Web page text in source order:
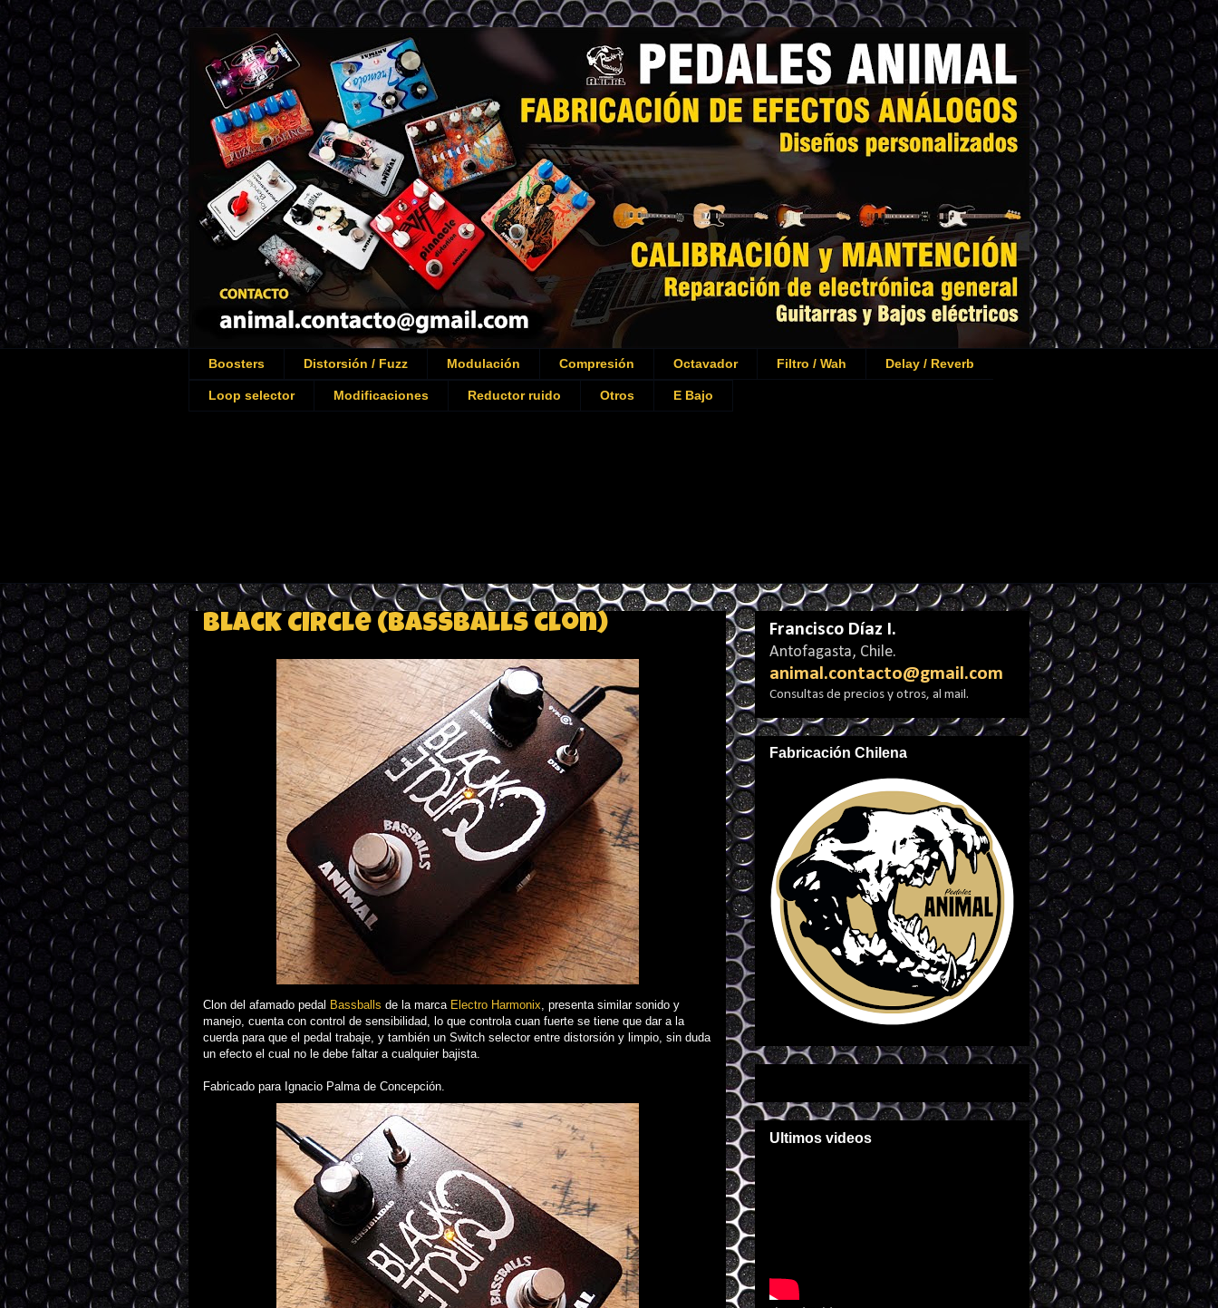
Boosters Distorsión / Fuzz Modulación Compresión Octavador Filtro / Wah Delay / Reverb
Loop selector Modificaciones Reductor ruido Otros E Bajo
Black Circle (Bassballs clon)
Clon del afamado pedal Bassballs de la marca Electro Harmonix , presenta similar sonido y
manejo, cuenta con control de sensibilidad, lo que controla cuan fuerte se tiene que dar a la
cuerda para que el pedal trabaje, y también un Switch selector entre distorsión y limpio, sin duda
un efecto el cual no le debe faltar a cualquier bajista.
Fabricado para Ignacio Palma de Concepción.
Francisco Díaz I.
Antofagasta, Chile.
animal.contacto@gmail.com
Consultas de precios y otros, al mail.
Fabricación Chilena
Ultimos videos